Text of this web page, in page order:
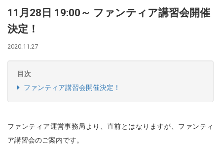
11月28日 19:00～ ファンティア講習会開催
決定！
2020.11.27
目次
ファンティア講習会開催決定！
ファンティア運営事務局より、直前とはなりますが、ファンティ
ア講習会のご案内です。